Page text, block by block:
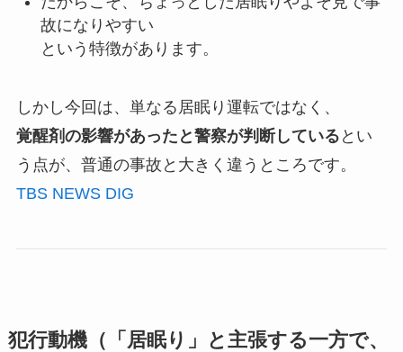
故になりやすい
という特徴があります。
しかし今回は、単なる居眠り運転ではなく、
覚醒剤の影響があったと警察が判断している とい
う点が、普通の事故と大きく違うところです。
TBS NEWS DIG
犯行動機（「居眠り」と主張する一方で、